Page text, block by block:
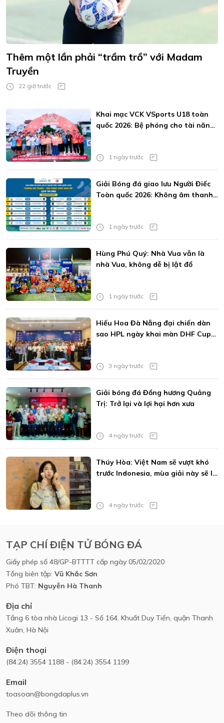
Thêm một lần phải “trầm trồ” với Madam
Truyền
22 giờ trước
Khai mạc VCK VSports U18 toàn
quốc 2026: Bệ phóng cho tài năng
1 ngày trước
Giải Bóng đá giao lưu Người Điếc
Toàn quốc 2026: Không âm thanh
1 ngày trước
Hùng Phú Quý: Nhà Vua vẫn là
nhà Vua, không dễ bị lật đổ
1 ngày trước
Hiếu Hoa Đà Nẵng đại chiến dàn
sao HPL ngày khai màn DHF Cup
3 ngày trước
Giải bóng đá Đồng hương Quảng
Trị: Trở lại và lợi hại hơn xưa
4 ngày trước
Thúy Hòa: Việt Nam sẽ vượt khó
trước Indonesia, mùa giải này sẽ là
4 ngày trước
TẠP CHÍ ĐIỆN TỬ BÓNG ĐÁ
Giấy phép số 48/GP-BTTTT cấp ngày 05/02/2020
Tổng biên tập: Vũ Khắc Sơn
Phó TBT: Nguyễn Hà Thanh
Địa chỉ
Tầng 6 tòa nhà Licogi 13 - Số 164, Khuất Duy Tiến, quận Thanh
Xuân, Hà Nội
Điện thoại
(84.24) 3554 1188 - (84.24) 3554 1199
Email
toasoan@bongdaplus.vn
Theo dõi thông tin